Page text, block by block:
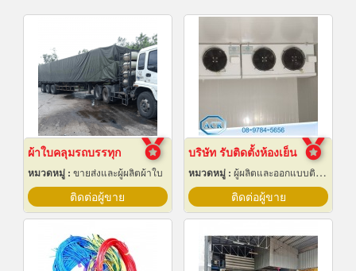
ผ้าใบคลุมรถบรรทุก
หมวดหมู่ : ขายส่งและผู้ผลิตผ้าใบ
ติดต่อผู้ขาย
บริษัท รับติดตั้งห้องเย็น
หมวดหมู่ : ผู้ผลิตและออกแบบติดตั้งห้องเย็น
ติดต่อผู้ขาย